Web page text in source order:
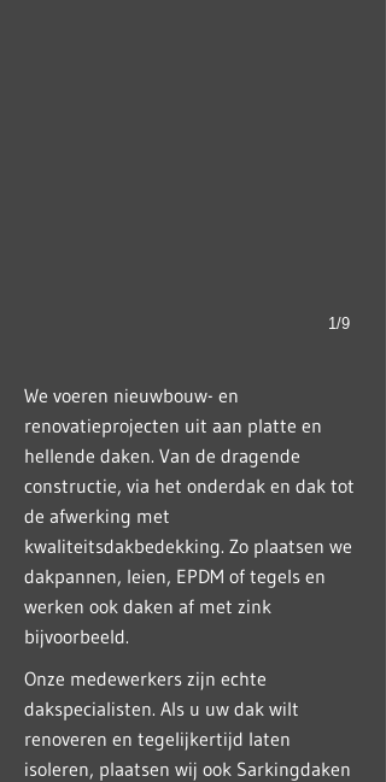
1/9
We voeren nieuwbouw- en
renovatieprojecten uit aan platte en
hellende daken. Van de dragende
constructie, via het onderdak en dak tot
de afwerking met
kwaliteitsdakbedekking. Zo plaatsen we
dakpannen, leien, EPDM of tegels en
werken ook daken af met zink
bijvoorbeeld.
Onze medewerkers zijn echte
dakspecialisten. Als u uw dak wilt
renoveren en tegelijkertijd laten
isoleren, plaatsen wij ook Sarkingdaken